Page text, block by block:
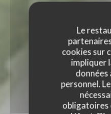
Le
cookies sur
impliquer
données
personnel.
obligatoires